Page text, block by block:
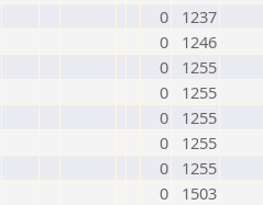
0
1237
0
1246
0
1255
0
1255
0
1255
0
1255
0
1255
0
1503